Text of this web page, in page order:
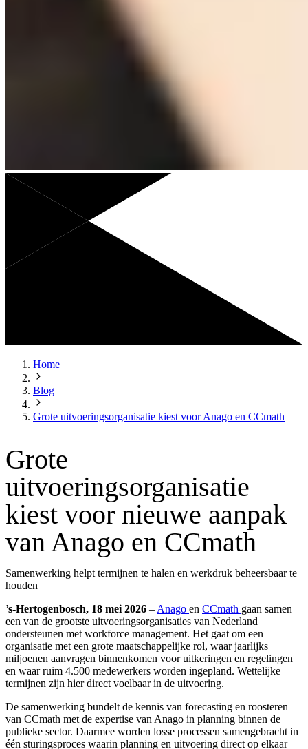
Home
Blog
Grote uitvoeringsorganisatie kiest voor Anago en CCmath
Grote
uitvoeringsorganisatie
kiest voor nieuwe aanpak
van Anago en CCmath
Samenwerking helpt termijnen te halen en werkdruk beheersbaar te
houden
’s-Hertogenbosch, 18 mei 2026 – Anago en CCmath gaan samen
een van de grootste uitvoeringsorganisaties van Nederland
ondersteunen met workforce management. Het gaat om een
organisatie met een grote maatschappelijke rol, waar jaarlijks
miljoenen aanvragen binnenkomen voor uitkeringen en regelingen
en waar ruim 4.500 medewerkers worden ingepland. Wettelijke
termijnen zijn hier direct voelbaar in de uitvoering.
De samenwerking bundelt de kennis van forecasting en roosteren
van CCmath met de expertise van Anago in planning binnen de
publieke sector. Daarmee worden losse processen samengebracht in
één sturingsproces waarin planning en uitvoering direct op elkaar